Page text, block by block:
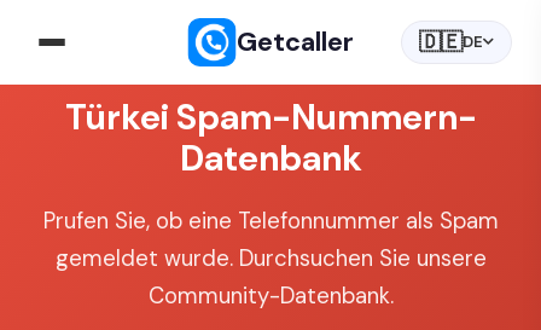
Getcaller 🇩🇪DE
Türkei Spam-Nummern-
Datenbank
Prufen Sie, ob eine Telefonnummer als Spam
gemeldet wurde. Durchsuchen Sie unsere
Community-Datenbank.